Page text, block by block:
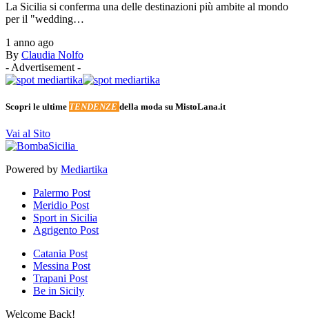
La Sicilia si conferma una delle destinazioni più ambite al mondo
per il "wedding…
1 anno ago
By Claudia Nolfo
- Advertisement -
Scopri le ultime TENDENZE della moda su MistoLana.it
Vai al Sito
Powered by Mediartika
Palermo Post
Meridio Post
Sport in Sicilia
Agrigento Post
Catania Post
Messina Post
Trapani Post
Be in Sicily
Welcome Back!